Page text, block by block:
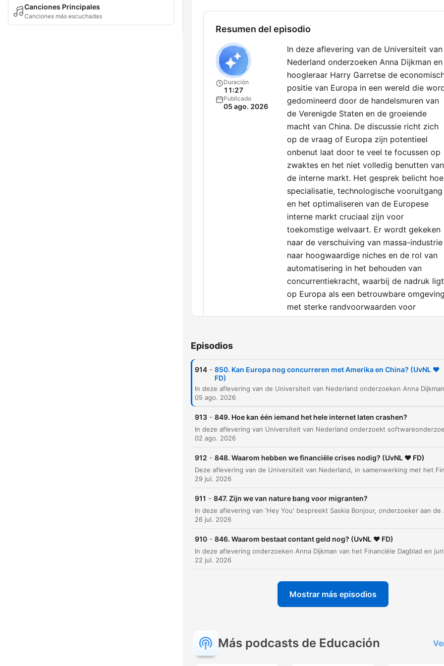
Canciones Principales
Canciones más escuchadas
Resumen del episodio
Duración
11:27
Publicado
05 ago. 2026
In deze aflevering van de Universiteit van
Nederland onderzoeken Anna Dijkman en
hoogleraar Harry Garretse de
positie van Europa in een wereld die
gedomineerd door de handelsmuren van
de Verenigde Staten en de groeiende
macht van China. De discussie richt zich
op de vraag of Europa zijn potentieel
onbenut laat door te veel te focussen op
zwaktes en het niet volledig benutten van
de interne markt. Het gesprek belicht hoe
specialisatie, technologische vooruitgang
en het optimaliseren van de Europese
interne markt cruciaal zijn voor
toekomstige welvaart. Er wordt gekeken
naar de verschuiving van massa-industrie
naar hoogwaardige niches en de rol van
automatisering in het behouden van
concurrentiekracht, waarbij de nadruk ligt
op Europa als een betrouwbare omgeving
met sterke randvoorwaarden voor
Capítulos
00:00:05
De veranderende wereldmarkt en de positie van
00:01:28
00:02:42 Diversiteit in Europese economische structuren
00:03:28
Obstakels voor grensoverschrijdende handel en
arbeid
00:06:55
Specialisatie en nichemarkten als
00:07:39 De rol van technologie en automatisering
00:08:38 Aanpassingsvermogen voor de toekomst
randvoorwaarden
Haz clic en un capítulo para ir directamente a ese momento
Er staan haaks op het idee van een interne markt...
Episodios
914 - 850. Kan Europa nog concurreren met Amerika en China? (UvNL ❤️
FD)
05 ago. 2026
913 - 849. Hoe kan één iemand het hele internet laten crashen?
02 ago. 2026
912 - 848. Waarom hebben we financiële crises nodig? (UvNL ❤️ FD)
29 jul. 2026
911 - 847. Zijn we van nature bang voor migranten?
In deze aflevering van 'Hey You' bespreekt Saskia Bonjour, onderzoeker
26 jul. 2026
910 - 846. Waarom bestaat contant geld nog? (UvNL ❤️ FD)
22 jul. 2026
Mostrar más episodios
Más podcasts de Educación